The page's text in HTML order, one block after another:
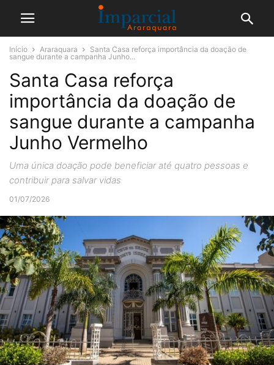
Início Araraquara
Santa Casa reforça importância da doação de
sangue durante a campanha Junho...
Santa Casa reforça
importância da doação de
sangue durante a campanha
Junho Vermelho
Uma única doação pode beneficiar até quatro pessoas e
contribuir para salvar vidas
01/07/2026